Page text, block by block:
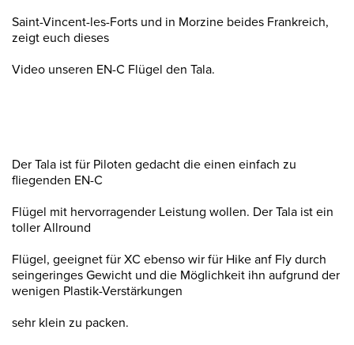
Saint-Vincent-les-Forts und in Morzine beides Frankreich,
zeigt euch dieses
Video unseren EN-C Flügel den Tala.
Der Tala ist für Piloten gedacht die einen einfach zu
fliegenden EN-C
Flügel mit hervorragender Leistung wollen. Der Tala ist ein
toller Allround
Flügel, geeignet für XC ebenso wir für Hike anf Fly durch
seingeringes Gewicht und die Möglichkeit ihn aufgrund der
wenigen Plastik-Verstärkungen
sehr klein zu packen.